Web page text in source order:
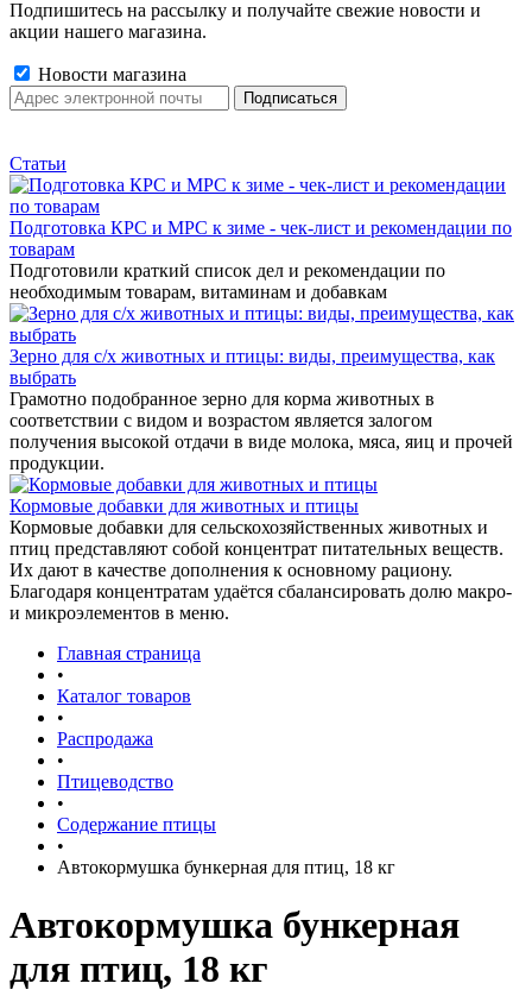
Подпишитесь на рассылку и получайте свежие новости и
акции нашего магазина.
Новости магазина
Статьи
Подготовка КРС и МРС к зиме - чек-лист и рекомендации по
товарам
Подготовили краткий список дел и рекомендации по
необходимым товарам, витаминам и добавкам
Зерно для с/х животных и птицы: виды, преимущества, как
выбрать
Грамотно подобранное зерно для корма животных в
соответствии с видом и возрастом является залогом
получения высокой отдачи в виде молока, мяса, яиц и прочей
продукции.
Кормовые добавки для животных и птицы
Кормовые добавки для сельскохозяйственных животных и
птиц представляют собой концентрат питательных веществ.
Их дают в качестве дополнения к основному рациону.
Благодаря концентратам удаётся сбалансировать долю макро-
и микроэлементов в меню.
Главная страница
•
Каталог товаров
•
Распродажа
•
Птицеводство
•
Содержание птицы
•
Автокормушка бункерная для птиц, 18 кг
Автокормушка бункерная
для птиц, 18 кг